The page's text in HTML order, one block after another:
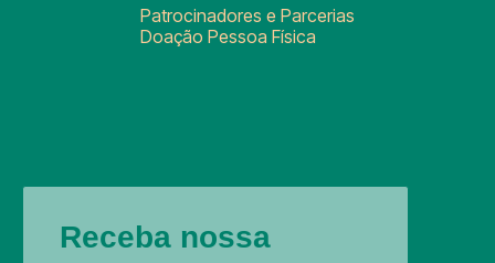
Patrocinadores e Parcerias
Doação Pessoa Física